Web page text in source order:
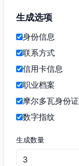
生成选项
身份信息
联系方式
信用卡信息
职业档案
摩尔多瓦身份证
数字指纹
生成数量